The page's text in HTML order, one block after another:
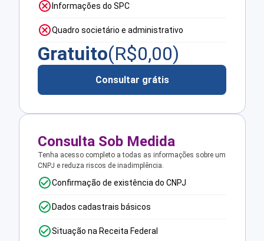
Informações do SPC
Quadro societário e administrativo
Gratuito(R$0,00)
Consultar grátis
Consulta Sob Medida
Tenha acesso completo a todas as informações sobre um
CNPJ e reduza riscos de inadimplência.
Confirmação de existência do CNPJ
Dados cadastrais básicos
Situação na Receita Federal